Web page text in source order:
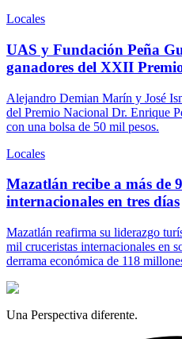
Locales
UAS y Fundación Peña
ganadores del XXII
Alejandro Demian Marín y José
del Premio Nacional Dr. Enrique
con una bolsa de 50 mil pesos.
Locales
Mazatlán recibe a más de
internacionales en tres días
Mazatlán reafirma su liderazgo
mil cruceristas internacionales en
derrama económica de 118
Una Perspectiva diferente.